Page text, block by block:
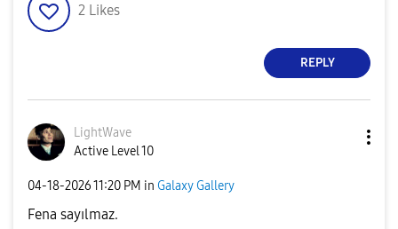
2 Likes
REPLY
LightWave
Active Level 10
‎04-18-202611:20 PM in Galaxy Gallery
Fena sayılmaz.